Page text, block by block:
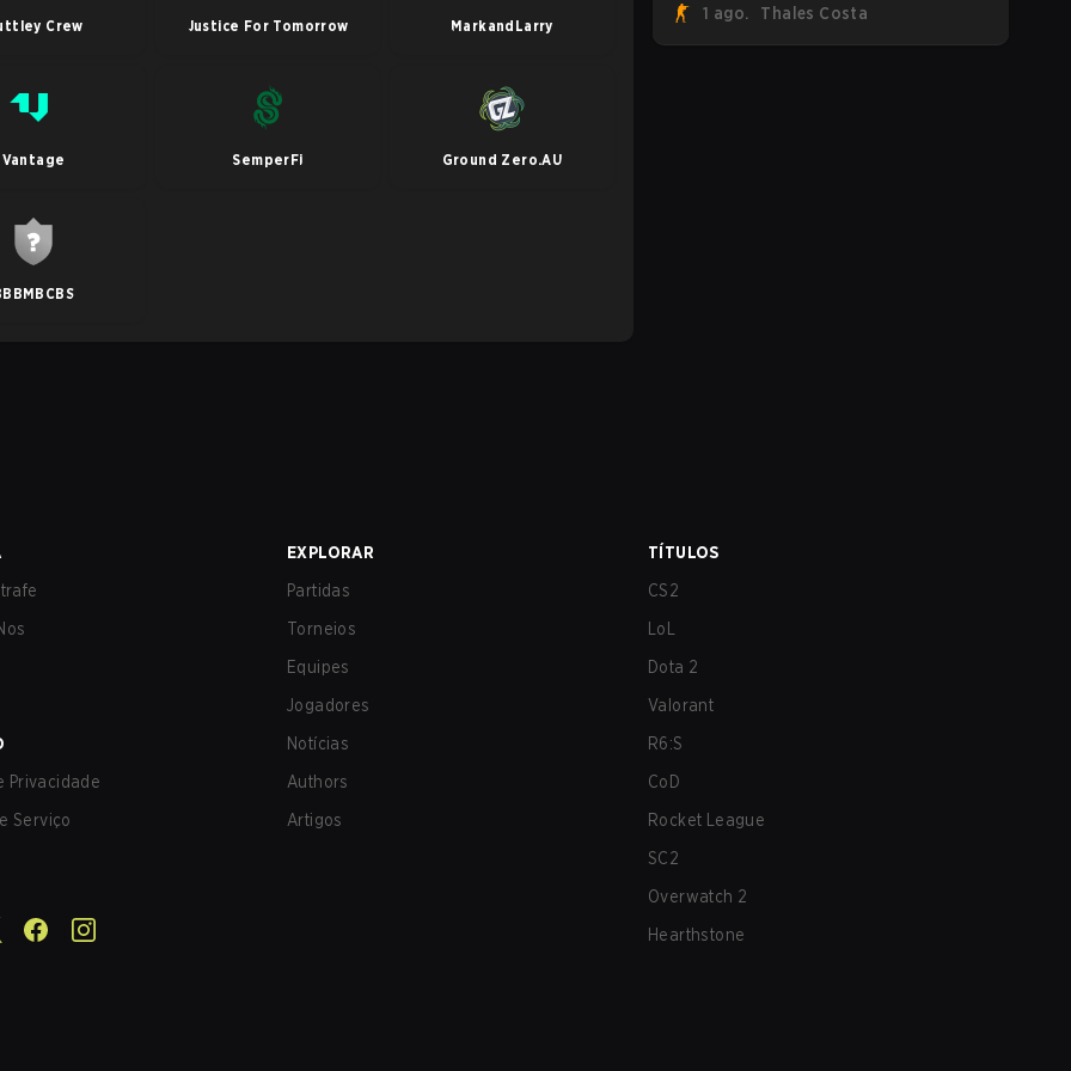
Crew Justice For Tomorrow MarkandLarry
Vantage SemperFi Ground Zero.AU
FaZe Clan, Team Spirit, Astralis e MOUZ
são os quatro sobreviventes ainda
1 ago. Thales Costa
Privacidade
Serviço
EXPLORAR
Partidas
Torneios
Equipes
Jogadores
Notícias
Authors
Artigos
TÍTULOS
CS2
LoL
Dota 2
Valorant
R6:S
CoD
Rocket League
SC2
Overwatch 2
Hearthstone